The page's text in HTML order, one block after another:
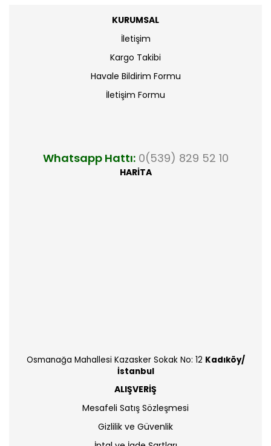
KURUMSAL
İletişim
Kargo Takibi
Havale Bildirim Formu
İletişim Formu
Whatsapp Hattı: 0(539) 829 52 10
HARİTA
Osmanağa Mahallesi Kazasker Sokak No: 12 Kadıköy/
İstanbul
ALIŞVERİŞ
Mesafeli Satış Sözleşmesi
Gizlilik ve Güvenlik